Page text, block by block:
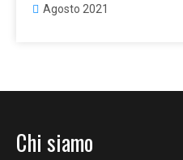
Agosto 2021
Chi siamo